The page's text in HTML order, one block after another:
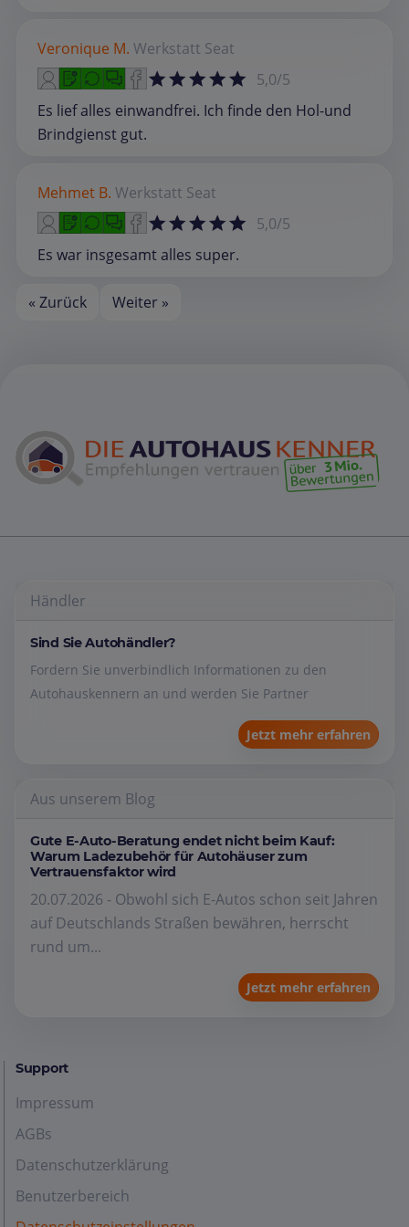
Veronique M. Werkstatt Seat
5,0/5
Es lief alles einwandfrei. Ich finde den Hol-und
Brindgienst gut.
Mehmet B. Werkstatt Seat
5,0/5
Es war insgesamt alles super.
« Zurück Weiter »
Händler
Sind Sie Autohändler?
Fordern Sie unverbindlich Informationen zu den
Autohauskennern an und werden Sie Partner
Jetzt mehr erfahren
Aus unserem Blog
Gute E-Auto-Beratung endet nicht beim Kauf:
Warum Ladezubehör für Autohäuser zum
Vertrauensfaktor wird
20.07.2026 - Obwohl sich E-Autos schon seit Jahren
auf Deutschlands Straßen bewähren, herrscht
rund um...
Jetzt mehr erfahren
Support
Impressum
AGBs
Datenschutzerklärung
Benutzerbereich